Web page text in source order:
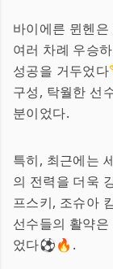
바이에른 뮌헨
여러 차례 우승
성공을 거두었
구성, 탁월한 선
분이었다.
특히, 최근에는
의 전력을 더욱
프스키, 조슈아
선수들의 활약
었다⚽🔥.